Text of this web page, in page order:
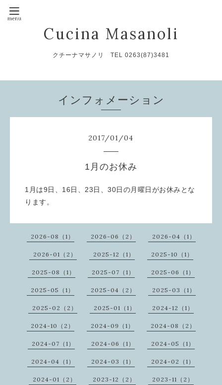
Cucina Masanoli
クチーナマサノリ TEL 0263(87)3481
インフォメーション
2017/01/04
1月のお休み
1月は9日、16日、23日、30日の月曜日がお休みとな
ります。
2026-08（1） 2026-06（2） 2026-04（1）
2026-01（2） 2025-12（1） 2025-10（1）
2025-08（1） 2025-07（1） 2025-06（1）
2025-05（1） 2025-04（2） 2025-03（1）
2025-02（2） 2025-01（1） 2024-12（1）
2024-10（2） 2024-09（1） 2024-08（2）
2024-07（1） 2024-06（1） 2024-05（1）
2024-04（1） 2024-03（1） 2024-02（1）
2024-01（2） 2023-12（2） 2023-11（2）